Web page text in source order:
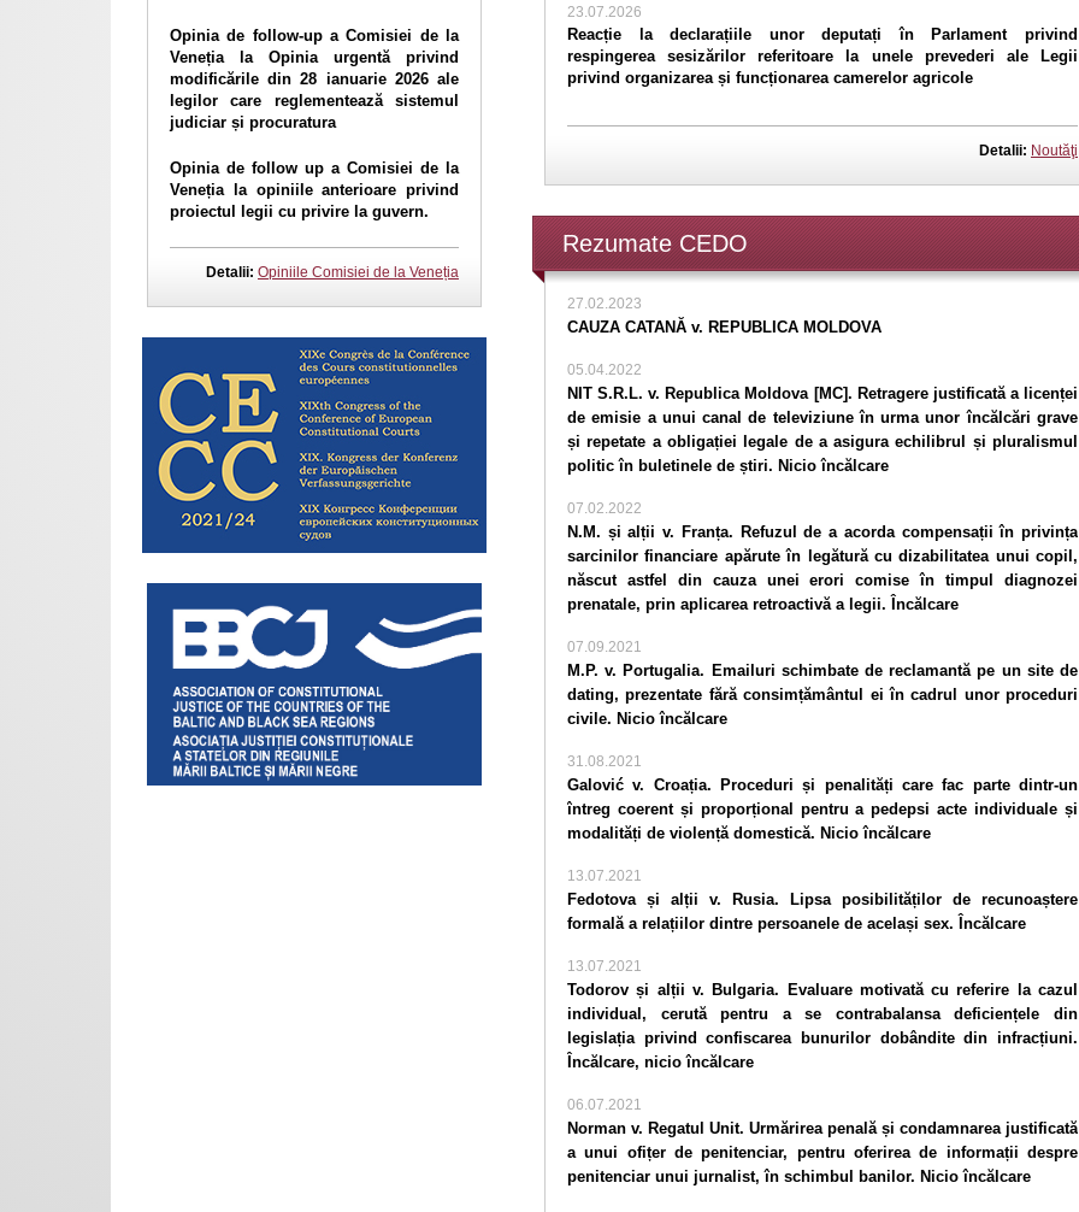
Opinia de follow-up a Comisiei de la
Veneția la Opinia urgentă privind
modificările din 28 ianuarie 2026 ale
legilor care reglementează sistemul
judiciar și procuratura
Opinia de follow up a Comisiei de la
Veneția la opiniile anterioare privind
proiectul legii cu privire la guvern.
Detalii: Opiniile Comisiei de la Veneția
23.07.2026
Reacție la declarațiile unor deputați în Parlament privind
respingerea sesizărilor referitoare la unele prevederi ale Legii
privind organizarea și funcționarea camerelor agricole
Detalii: Noutăţi
Rezumate CEDO
27.02.2023
CAUZA CATANĂ v. REPUBLICA MOLDOVA
05.04.2022
NIT S.R.L. v. Republica Moldova [MC]. Retragere justificată a licenței
de emisie a unui canal de televiziune în urma unor încălcări grave
și repetate a obligației legale de a asigura echilibrul și pluralismul
politic în buletinele de știri. Nicio încălcare
07.02.2022
N.M. și alții v. Franța. Refuzul de a acorda compensații în privința
sarcinilor financiare apărute în legătură cu dizabilitatea unui copil,
născut astfel din cauza unei erori comise în timpul diagnozei
prenatale, prin aplicarea retroactivă a legii. Încălcare
07.09.2021
M.P. v. Portugalia. Emailuri schimbate de reclamantă pe un site de
dating, prezentate fără consimțământul ei în cadrul unor proceduri
civile. Nicio încălcare
31.08.2021
Galović v. Croația. Proceduri și penalități care fac parte dintr-un
întreg coerent și proporțional pentru a pedepsi acte individuale și
modalități de violență domestică. Nicio încălcare
13.07.2021
Fedotova și alții v. Rusia. Lipsa posibilităților de recunoaștere
formală a relațiilor dintre persoanele de același sex. Încălcare
13.07.2021
Todorov și alții v. Bulgaria. Evaluare motivată cu referire la cazul
individual, cerută pentru a se contrabalansa deficiențele din
legislația privind confiscarea bunurilor dobândite din infracțiuni.
Încălcare, nicio încălcare
06.07.2021
Norman v. Regatul Unit. Urmărirea penală și condamnarea justificată
a unui ofițer de penitenciar, pentru oferirea de informații despre
penitenciar unui jurnalist, în schimbul banilor. Nicio încălcare